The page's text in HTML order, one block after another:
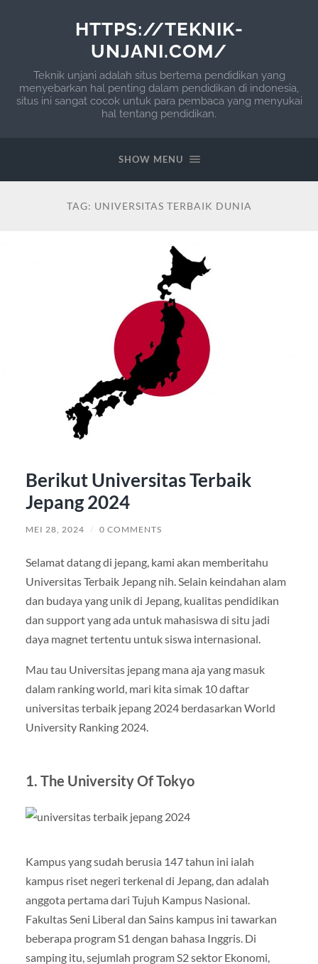
HTTPS://TEKNIK-
UNJANI.COM/
Teknik unjani adalah situs bertema pendidikan yang
menyebarkan hal penting dalam pendidikan di indonesia,
situs ini sangat cocok untuk para pembaca yang menyukai
hal tentang pendidikan.
SHOW MENU
TAG: UNIVERSITAS TERBAIK DUNIA
Berikut Universitas Terbaik
Jepang 2024
MEI 28, 2024 / 0 COMMENTS
Selamat datang di jepang, kami akan memberitahu
Universitas Terbaik Jepang nih. Selain keindahan alam
dan budaya yang unik di Jepang, kualitas pendidikan
dan support yang ada untuk mahasiswa di situ jadi
daya magnet tertentu untuk siswa internasional.
Mau tau Universitas jepang mana aja yang masuk
dalam ranking world, mari kita simak 10 daftar
universitas terbaik jepang 2024 berdasarkan World
University Ranking 2024.
1. The University Of Tokyo
Kampus yang sudah berusia 147 tahun ini ialah
kampus riset negeri terkenal di Jepang, dan adalah
anggota pertama dari Tujuh Kampus Nasional.
Fakultas Seni Liberal dan Sains kampus ini tawarkan
beberapa program S1 dengan bahasa Inggris. Di
samping itu, sejumlah program S2 sektor Ekonomi,